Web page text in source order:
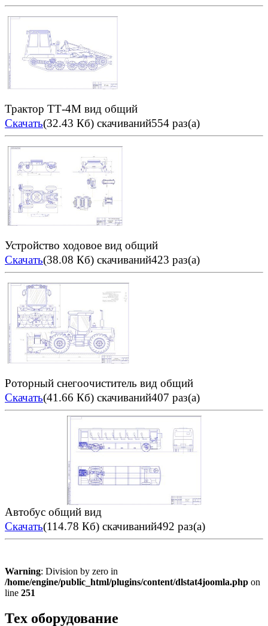
Трактор ТТ-4М вид общий
Скачать(32.43 Кб) скачиваний554 раз(а)
Устройство ходовое вид общий
Скачать(38.08 Кб) скачиваний423 раз(а)
Роторный снегоочиститель вид общий
Скачать(41.66 Кб) скачиваний407 раз(а)
Автобус общий вид
Скачать(114.78 Кб) скачиваний492 раз(а)
Warning: Division by zero in
/home/engine/public_html/plugins/content/dlstat4joomla.php on
line 251
Тех оборудование